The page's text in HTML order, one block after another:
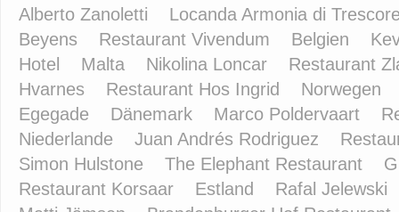
Alberto Zanoletti
Locanda Armonia di
Beyens
Restaurant Vivendum Belgien
Hotel
Malta Nikolina Loncar
Restaurant
Hvarnes
Restaurant Hos Ingrid
Norwegen
Egegade
Dänemark Marco Poldervaart
Niederlande
Juan Andrés Rodriguez
Simon Hulstone
The Elephant Restaurant
Restaurant Korsaar
Estland
Rafal Jelewski